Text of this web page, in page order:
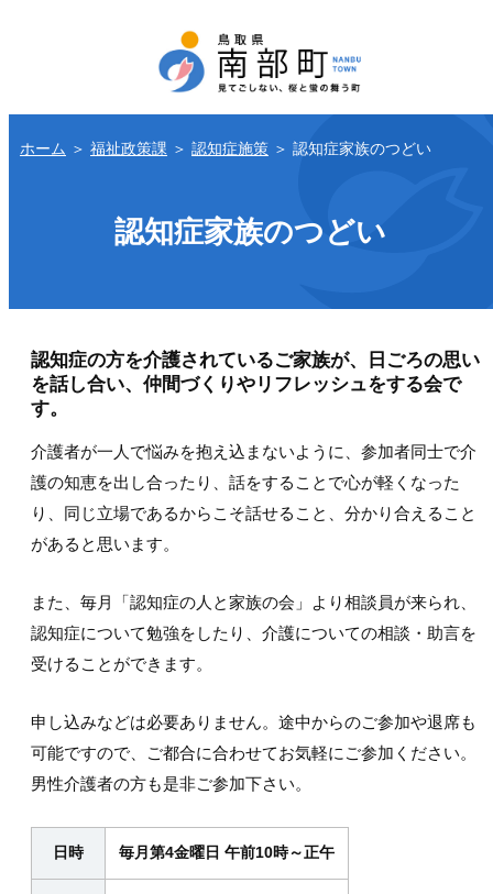
ホーム ＞ 福祉政策課 ＞ 認知症施策 ＞ 認知症家族のつどい
認知症家族のつどい
認知症の方を介護されているご家族が、日ごろの思い
を話し合い、仲間づくりやリフレッシュをする会で
す。
介護者が一人で悩みを抱え込まないように、参加者同士で介
護の知恵を出し合ったり、話をすることで心が軽くなった
り、同じ立場であるからこそ話せること、分かり合えること
があると思います。
また、毎月「認知症の人と家族の会」より相談員が来られ、
認知症について勉強をしたり、介護についての相談・助言を
受けることができます。
申し込みなどは必要ありません。途中からのご参加や退席も
可能ですので、ご都合に合わせてお気軽にご参加ください。
男性介護者の方も是非ご参加下さい。
日時 毎月第4金曜日 午前10時～正午